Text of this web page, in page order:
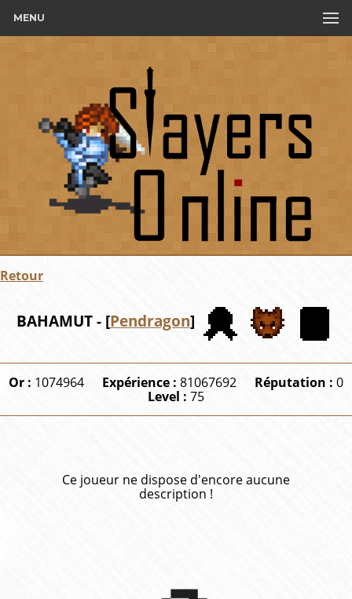
MENU
Retour
BAHAMUT - [Pendragon]
Or : 1074964 Expérience : 81067692 Réputation : 0
Level : 75
Ce joueur ne dispose d'encore aucune
description !